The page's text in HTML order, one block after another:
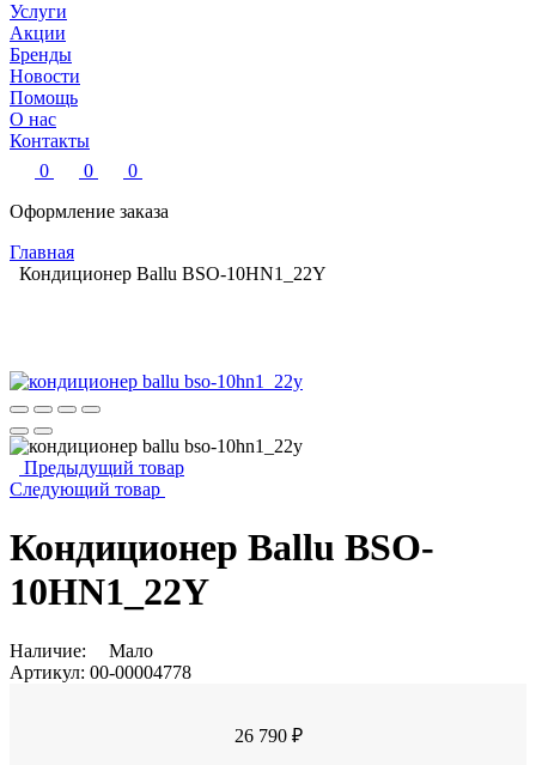
Услуги
Акции
Бренды
Новости
Помощь
О нас
Контакты
0
0
0
Оформление заказа
Главная
Кондиционер Ballu BSO-10HN1_22Y
Предыдущий товар
Следующий товар
Кондиционер Ballu BSO-
10HN1_22Y
Наличие:
Мало
Артикул: 00-00004778
26 790 ₽